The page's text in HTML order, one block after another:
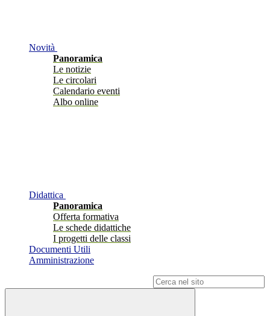
Novità
Panoramica
Le notizie
Le circolari
Calendario eventi
Albo online
Didattica
Panoramica
Offerta formativa
Le schede didattiche
I progetti delle classi
Documenti Utili
Amministrazione